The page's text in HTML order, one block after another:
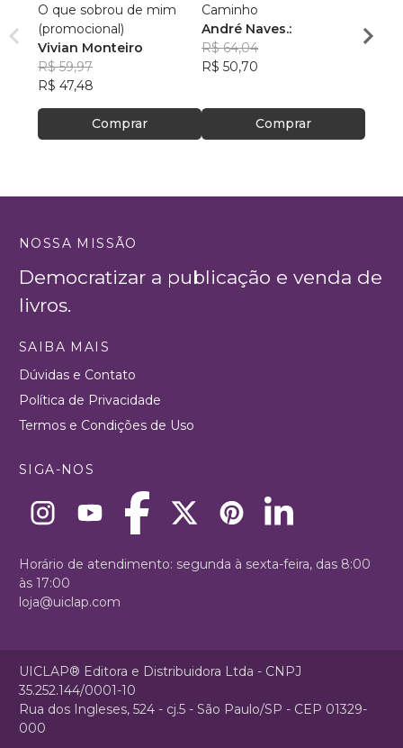
O que sobrou de mim
(promocional)
Vivian Monteiro
R$ 59,97
R$ 47,48
Comprar
Caminho
André Naves.:
R$ 64,04
R$ 50,70
Comprar
R$
NOSSA MISSÃO
Democratizar a publicação e venda de
livros.
SAIBA MAIS
Dúvidas e Contato
Política de Privacidade
Termos e Condições de Uso
SIGA-NOS
Horário de atendimento: segunda à sexta-feira, das 8:00
às 17:00
loja@uiclap.com
UICLAP® Editora e Distribuidora Ltda - CNPJ
35.252.144/0001-10
Rua dos Ingleses, 524 - cj.5 - São Paulo/SP - CEP 01329-
000